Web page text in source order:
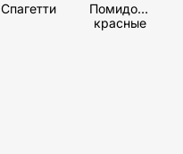
Спагетти
Помидоры
красные